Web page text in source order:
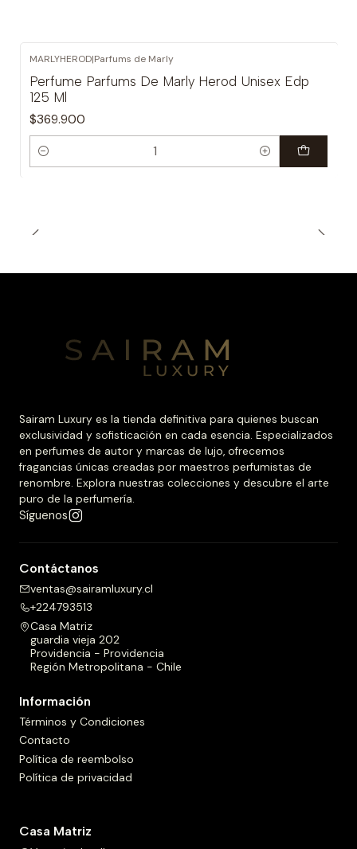
MARLYHEROD|Parfums de Marly
Perfume Parfums De Marly Herod Unisex Edp
125 Ml
$369.900
Cantidad
Sairam Luxury es la tienda definitiva para quienes buscan
exclusividad y sofisticación en cada esencia. Especializados
en perfumes de autor y marcas de lujo, ofrecemos
fragancias únicas creadas por maestros perfumistas de
renombre. Explora nuestras colecciones y descubre el arte
puro de la perfumería.
Síguenos
Contáctanos
ventas@sairamluxury.cl
+224793513
Casa Matriz
guardia vieja 202
Providencia - Providencia
Región Metropolitana - Chile
Información
Términos y Condiciones
Contacto
Política de reembolso
Política de privacidad
Casa Matriz